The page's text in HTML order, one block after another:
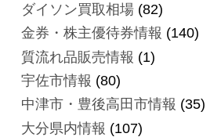
ダイソン買取相場(82)
金券・株主優待券情報 (140)
質流れ品販売情報 (1)
宇佐市情報 (80)
中津市・豊後高田市情報 (35)
大分県内情報 (107)